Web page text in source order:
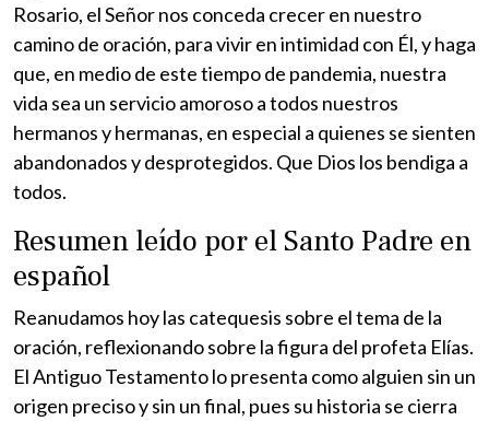
Rosario, el Señor nos conceda crecer en nuestro
camino de oración, para vivir en intimidad con Él, y haga
que, en medio de este tiempo de pandemia, nuestra
vida sea un servicio amoroso a todos nuestros
hermanos y hermanas, en especial a quienes se sienten
abandonados y desprotegidos. Que Dios los bendiga a
todos.
Resumen leído por el Santo Padre en
español
Reanudamos hoy las catequesis sobre el tema de la
oración, reflexionando sobre la figura del profeta Elías.
El Antiguo Testamento lo presenta como alguien sin un
origen preciso y sin un final, pues su historia se cierra